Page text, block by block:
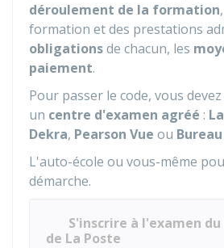
déroulement de la formation
formation et des prestations
obligationsde chacun, les
paiement.
Pour passer le code, vous
un centre d'examen agréé :
Dekra, Pearson Vue ou
L'auto-école ou vous-même
démarche.
S'inscrire à l'examen
de La Poste